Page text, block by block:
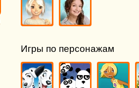
Игры по персонажам